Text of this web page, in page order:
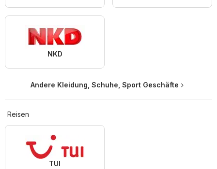
NKD
Andere Kleidung, Schuhe, Sport Geschäfte
Reisen
TUI